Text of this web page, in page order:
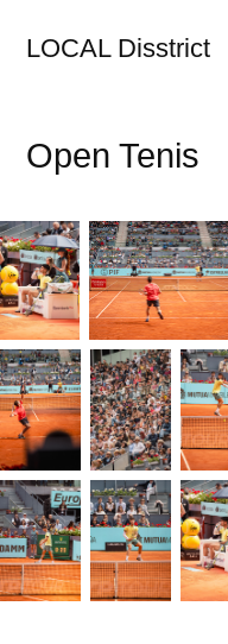
LOCAL Disstrict
Open Tenis